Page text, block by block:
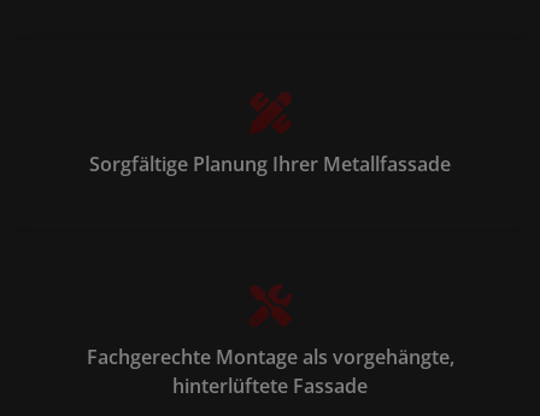
Sorgfältige Planung Ihrer Metallfassade
Fachgerechte Montage als vorgehängte,
hinterlüftete Fassade